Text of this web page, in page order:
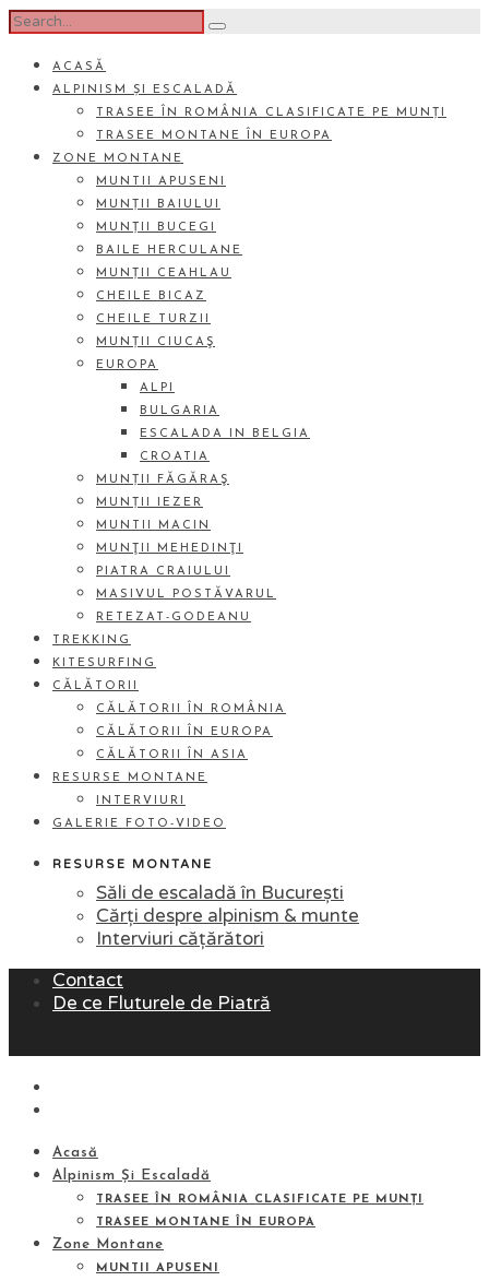
ACASĂ
ALPINISM ȘI ESCALADĂ
TRASEE ÎN ROMÂNIA CLASIFICATE PE MUNȚI
TRASEE MONTANE ÎN EUROPA
ZONE MONTANE
MUNTII APUSENI
MUNȚII BAIULUI
MUNȚII BUCEGI
BAILE HERCULANE
MUNȚII CEAHLAU
CHEILE BICAZ
CHEILE TURZII
MUNȚII CIUCAŞ
EUROPA
ALPI
BULGARIA
ESCALADA IN BELGIA
CROATIA
MUNȚII FĂGĂRAŞ
MUNȚII IEZER
MUNTII MACIN
MUNŢII MEHEDINŢI
PIATRA CRAIULUI
MASIVUL POSTĂVARUL
RETEZAT-GODEANU
TREKKING
KITESURFING
CĂLĂTORII
CĂLĂTORII ÎN ROMÂNIA
CĂLĂTORII ÎN EUROPA
CĂLĂTORII ÎN ASIA
RESURSE MONTANE
INTERVIURI
GALERIE FOTO-VIDEO
RESURSE MONTANE
Săli de escaladă în București
Cărți despre alpinism & munte
Interviuri cățărători
Contact
De ce Fluturele de Piatră
Acasă
Alpinism Și Escaladă
TRASEE ÎN ROMÂNIA CLASIFICATE PE MUNȚI
TRASEE MONTANE ÎN EUROPA
Zone Montane
MUNTII APUSENI